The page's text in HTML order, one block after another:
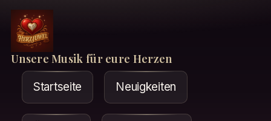
Unsere Musik für eure Herzen
Startseite Neuigkeiten